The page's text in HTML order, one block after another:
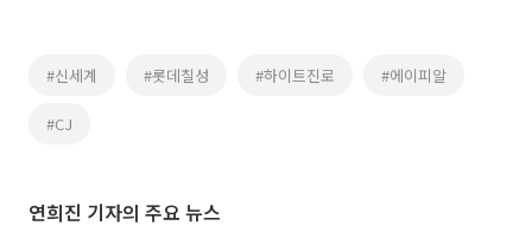
#신세계 #롯데칠성 #하이트진로 #에이피알
#CJ
연희진 기자의 주요 뉴스